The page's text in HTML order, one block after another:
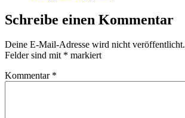
Schreibe einen Kommentar
Deine E-Mail-Adresse wird nicht veröffentlicht.
Felder sind mit * markiert
Kommentar *